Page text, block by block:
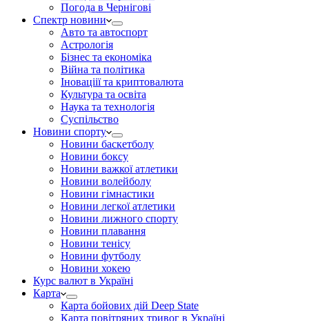
Погода в Чернігові
Спектр новини
Авто та автоспорт
Астрологія
Бізнес та економіка
Війна та політика
Іноваціії та криптовалюта
Культура та освіта
Наука та технологія
Суспільство
Новини спорту
Новини баскетболу
Новини боксу
Новини важкої атлетики
Новини волейболу
Новини гімнастики
Новини легкої атлетики
Новини лижного спорту
Новини плавання
Новини тенісу
Новини футболу
Новини хокею
Курс валют в Україні
Карта
Карта бойових дій Deep State
Карта повітряних тривог в Україні